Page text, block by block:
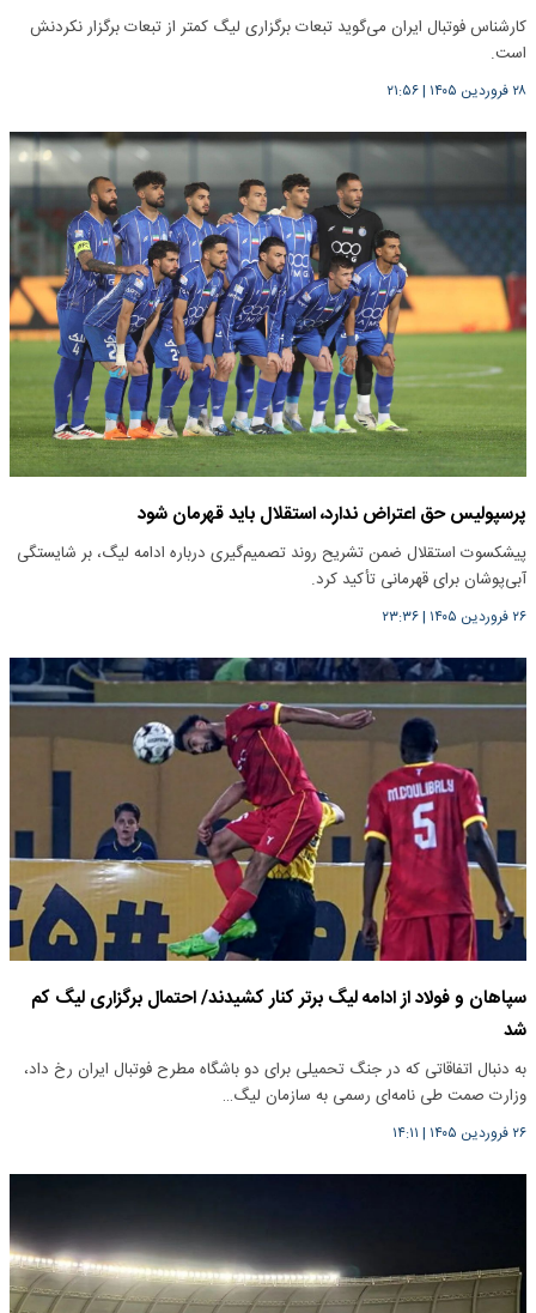
کارشناس فوتبال ایران می‌گوید تبعات برگزاری لیگ کمتر از تبعات برگزار نکردنش
است.
۲۸ فروردین ۱۴۰۵ |۲۱:۵۶
پرسپولیس حق اعتراض ندارد، استقلال باید قهرمان شود
پیشکسوت استقلال ضمن تشریح روند تصمیم‌گیری درباره ادامه لیگ، بر شایستگی
آبی‌پوشان برای قهرمانی تأکید کرد.
۲۶ فروردین ۱۴۰۵ |۲۳:۳۶
سپاهان و فولاد از ادامه لیگ برتر کنار کشیدند/ احتمال برگزاری لیگ کم
شد
به دنبال اتفاقاتی که در جنگ تحمیلی برای دو باشگاه مطرح فوتبال ایران رخ داد،
وزارت صمت طی نامه‌ای رسمی به سازمان لیگ…
۲۶ فروردین ۱۴۰۵ | ۱۴:۱۱